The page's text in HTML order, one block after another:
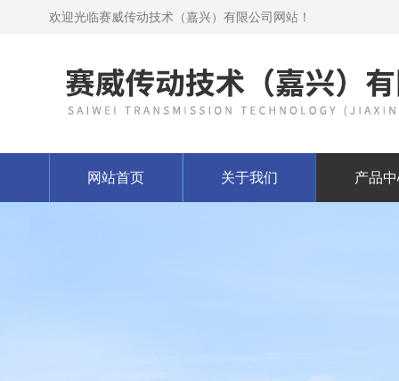
欢迎光临赛威传动技术（嘉兴）有限公司网站！
网站首页 关于我们 产品